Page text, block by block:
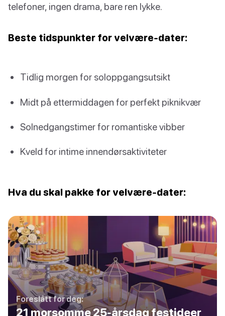
telefoner, ingen drama, bare ren lykke.
Beste tidspunkter for velvære-dater:
Tidlig morgen for soloppgangsutsikt
Midt på ettermiddagen for perfekt piknikvær
Solnedgangstimer for romantiske vibber
Kveld for intime innendørsaktiviteter
Hva du skal pakke for velvære-dater:
Foreslått for deg:
21 morsomme 25-årsdag festideer